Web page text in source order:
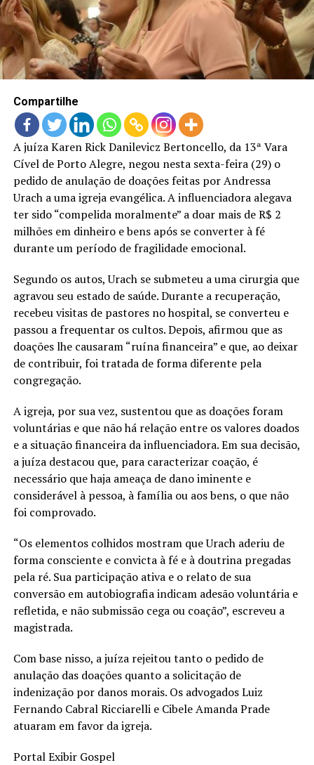
LANÇAMENTOS
Compartilhe
A juíza Karen Rick Danilevicz Bertoncello, da 13ª Vara
Cível de Porto Alegre, negou nesta sexta-feira (29) o
pedido de anulação de doações feitas por Andressa
Urach a uma igreja evangélica. A influenciadora alegava
ter sido “compelida moralmente” a doar mais de R$ 2
milhões em dinheiro e bens após se converter à fé
durante um período de fragilidade emocional.
Segundo os autos, Urach se submeteu a uma cirurgia que
agravou seu estado de saúde. Durante a recuperação,
recebeu visitas de pastores no hospital, se converteu e
passou a frequentar os cultos. Depois, afirmou que as
doações lhe causaram “ruína financeira” e que, ao deixar
de contribuir, foi tratada de forma diferente pela
congregação.
A igreja, por sua vez, sustentou que as doações foram
voluntárias e que não há relação entre os valores doados
e a situação financeira da influenciadora. Em sua decisão,
a juíza destacou que, para caracterizar coação, é
necessário que haja ameaça de dano iminente e
considerável à pessoa, à família ou aos bens, o que não
foi comprovado.
“Os elementos colhidos mostram que Urach aderiu de
forma consciente e convicta à fé e à doutrina pregadas
pela ré. Sua participação ativa e o relato de sua
conversão em autobiografia indicam adesão voluntária e
refletida, e não submissão cega ou coação”, escreveu a
magistrada.
Com base nisso, a juíza rejeitou tanto o pedido de
anulação das doações quanto a solicitação de
indenização por danos morais. Os advogados Luiz
Fernando Cabral Ricciarelli e Cibele Amanda Prade
atuaram em favor da igreja.
Portal Exibir Gospel